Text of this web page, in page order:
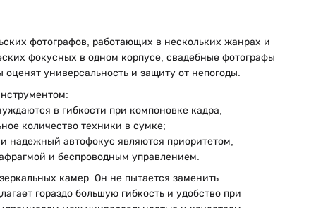
фотографов, работающих в нескольких жанрах и
фокусных в одном корпусе, свадебные фотографы
универсальность и защиту от непогоды.
в гибкости при компоновке кадра;
количество техники в сумке;
надежный автофокус являются приоритетом;
и беспроводным управлением.
камер. Он не пытается заменить
гораздо большую гибкость и удобство при